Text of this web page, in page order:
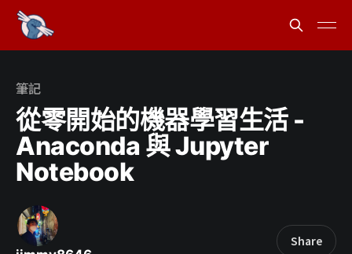
筆記
從零開始的機器學習生活 -
Anaconda 與 Jupyter
Notebook
Share